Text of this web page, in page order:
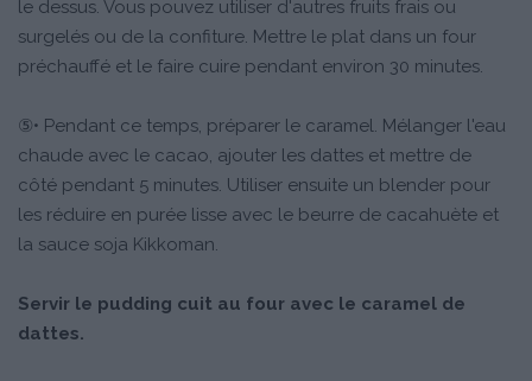
le dessus. Vous pouvez utiliser d'autres fruits frais ou
surgelés ou de la confiture. Mettre le plat dans un four
préchauffé et le faire cuire pendant environ 30 minutes.
⑤• Pendant ce temps, préparer le caramel. Mélanger l'eau
chaude avec le cacao, ajouter les dattes et mettre de
côté pendant 5 minutes. Utiliser ensuite un blender pour
les réduire en purée lisse avec le beurre de cacahuète et
la sauce soja Kikkoman.
Servir le pudding cuit au four avec le caramel de
dattes.